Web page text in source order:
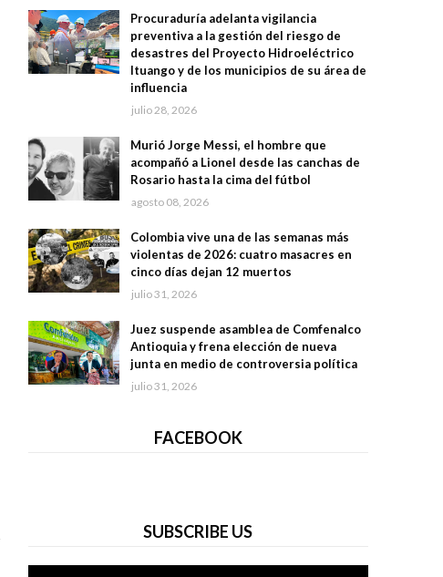
Procuraduría adelanta vigilancia
preventiva a la gestión del riesgo de
desastres del Proyecto Hidroeléctrico
Ituango y de los municipios de su área de
influencia
julio 28, 2026
Murió Jorge Messi, el hombre que
acompañó a Lionel desde las canchas de
Rosario hasta la cima del fútbol
agosto 08, 2026
Colombia vive una de las semanas más
violentas de 2026: cuatro masacres en
cinco días dejan 12 muertos
julio 31, 2026
Juez suspende asamblea de Comfenalco
Antioquia y frena elección de nueva
junta en medio de controversia política
julio 31, 2026
FACEBOOK
SUBSCRIBE US